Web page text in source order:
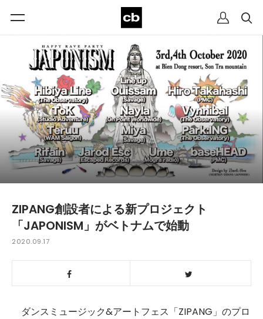
ZIPANG創設者による新プロジェクト
「JAPONISM」がベトナムで始動
2020.09.17
ダンスミュージック&アートフェス「ZIPANG」のプロ